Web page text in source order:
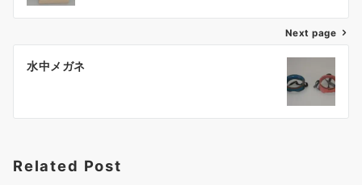
ビ
シ
ン
Next page
水中メガネ
Related Post